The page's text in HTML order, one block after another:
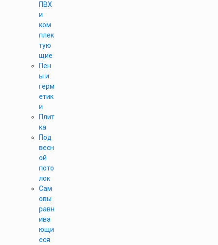
ПВХ
и
ком
плек
тую
щие
Пен
ы и
герм
етик
и
Плит
ка
Под
весн
ой
пото
лок
Сам
овы
равн
ива
ющи
еся